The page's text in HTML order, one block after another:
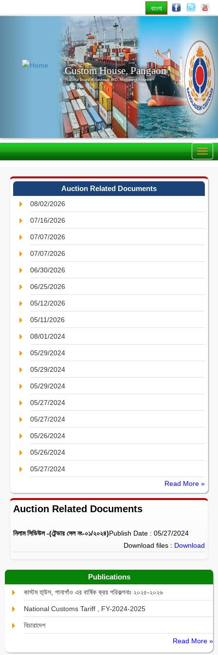
বাংলা
Custom House, Pangaon
National Board of Revenue, IRD, Ministry of Finance
Auction Related Documents
08/02/2026
07/16/2026
07/07/2026
07/07/2026
06/30/2026
06/25/2026
05/12/2026
05/11/2026
08/01/2024
05/29/2024
05/29/2024
05/29/2024
05/27/2024
05/27/2024
05/26/2024
05/26/2024
05/27/2024
Read More »
Auction Related Documents
নিলাম সিডিউল -(টেন্ডার সেল নং-০১/২০২৪)Publish Date : 05/27/2024
Download files : Download
Publications
কাস্টম হা্উস, পানাগাঁও এর বার্ষিক ক্রয় পরিকল্পনাঃ ২০২৫-২০২৬
National Customs Tariff , FY-2024-2025
বিচারাদেশ
Read More »